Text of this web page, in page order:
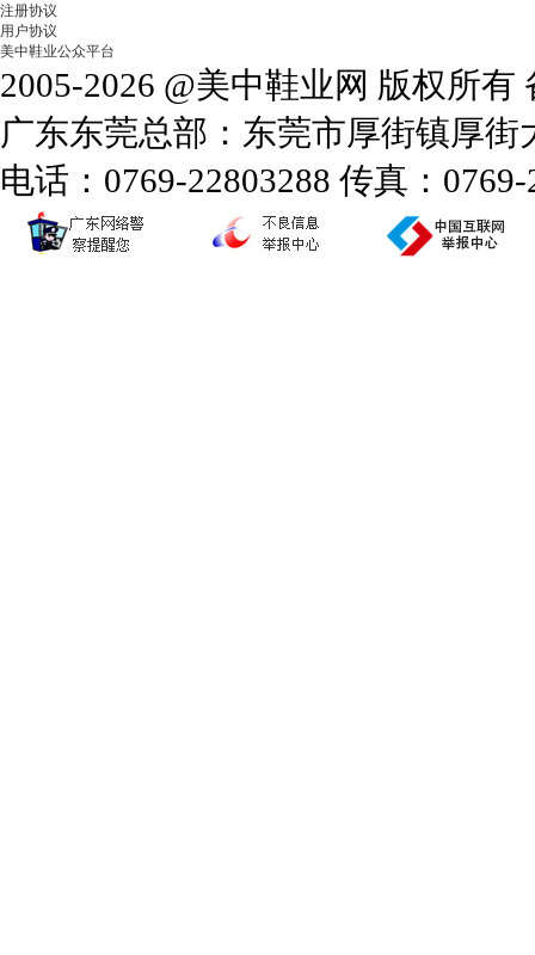
注册协议
用户协议
美中鞋业公众平台
2005-2026 @美中鞋业网 版权所有
广东东莞总部：东莞市厚街镇厚
电话：0769-22803288 传真：0769-